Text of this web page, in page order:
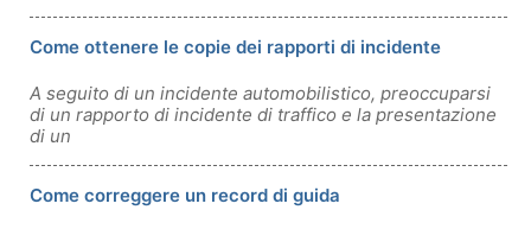
Come ottenere le copie dei rapporti di incidente
A seguito di un incidente automobilistico, preoccuparsi
di un rapporto di incidente di traffico e la presentazione
di un
Come correggere un record di guida